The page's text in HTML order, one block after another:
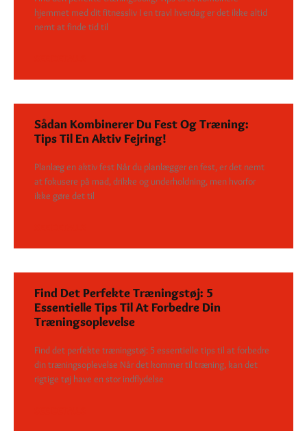
hjemmet med dit fitnessliv I en travl hverdag er det ikke altid
nemt at finde tid til
Sådan Kombinerer Du Fest Og Træning:
Tips Til En Aktiv Fejring!
Planlæg en aktiv fest Når du planlægger en fest, er det nemt
at fokusere på mad, drikke og underholdning, men hvorfor
ikke gøre det til
Find Det Perfekte Træningstøj: 5
Essentielle Tips Til At Forbedre Din
Træningsoplevelse
Find det perfekte træningstøj: 5 essentielle tips til at forbedre
din træningsoplevelse Når det kommer til træning, kan det
rigtige tøj have en stor indflydelse